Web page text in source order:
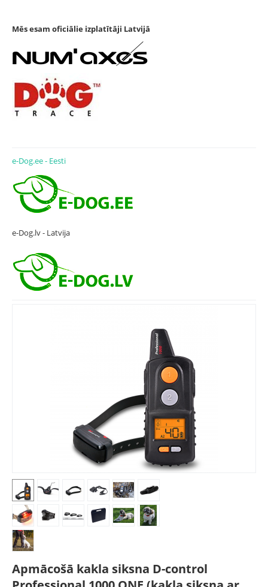
Mēs esam oficiālie izplatītāji Latvijā
e-Dog.ee - Eesti
e-Dog.lv - Latvija
Apmācošā kakla siksna D-control